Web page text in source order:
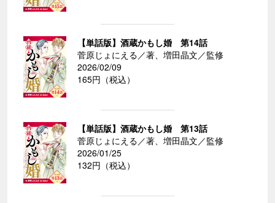
【単話版】酒蔵かもし婚 第14話
菅原じょにえる／著、増田晶文／監修
2026/02/09
165円（税込）
【単話版】酒蔵かもし婚 第13話
菅原じょにえる／著、増田晶文／監修
2026/01/25
132円（税込）